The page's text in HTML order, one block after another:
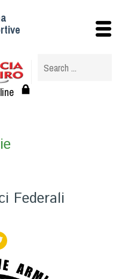
Federali
federali
Regolamenti